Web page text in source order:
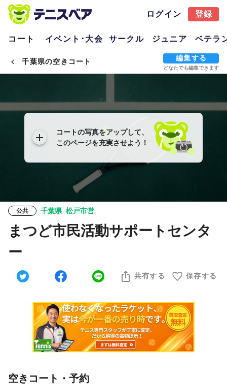
ログイン 登録
コート イベント･大会 サークル ジュニア ベテラ
千葉県の空きコート 編集する
どなたでも編集できます
コートの写真をアップして、
このページを充実させよう！
公共 千葉県 松戸市営
まつど市民活動サポートセンタ
ー
共有する 保存する
空きコート・予約